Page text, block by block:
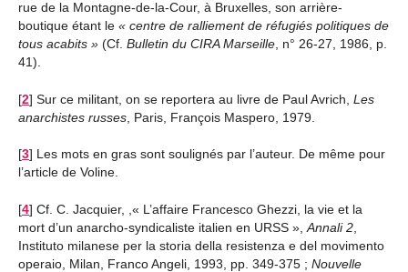
rue de la Montagne-de-la-Cour, à Bruxelles, son arrière-
boutique étant le
centre de ralliement de réfugiés politiques de
tous acabits
(Cf. Bulletin du CIRA Marseille, n° 26-27, 1986, p.
41).
[2] Sur ce militant, on se reportera au livre de Paul Avrich, Les
anarchistes russes , Paris, François Maspero, 1979.
[3] Les mots en gras sont soulignés par l’auteur. De même pour
l’article de Voline.
[4] Cf. C. Jacquier, ,« L’affaire Francesco Ghezzi, la vie et la
mort d’un anarcho-syndicaliste italien en URSS », Annali 2
Instituto milanese per la storia della resistenza e del movimento
operaio, Milan, Franco Angeli, 1993, pp. 349-375 ; Nouvelle